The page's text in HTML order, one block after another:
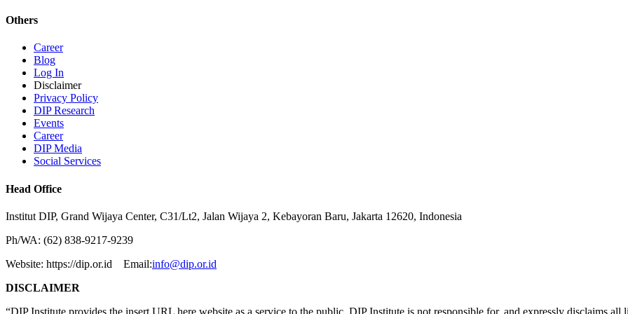
Others
Career
Blog
Log In
Disclaimer
Privacy Policy
DIP Research
Events
Career
DIP Media
Social Services
Head Office
Institut DIP, Grand Wijaya Center, C31/Lt2, Jalan Wijaya 2, Kebayoran Baru, Jakarta 12620, Indonesia
Ph/WA: (62) 838-9217-9239
Website: https://dip.or.id Email:info@dip.or.id
DISCLAIMER
“DIP Institute provides the insert URL here website as a service to the public. DIP Institute is not responsible for, and expressly disclaims